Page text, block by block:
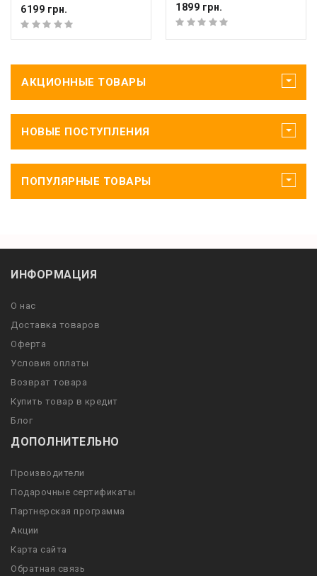
6199 грн.
1899 грн.
АКЦИОННЫЕ ТОВАРЫ
НОВЫЕ ПОСТУПЛЕНИЯ
ПОПУЛЯРНЫЕ ТОВАРЫ
ИНФОРМАЦИЯ
О нас
Доставка товаров
Оферта
Условия оплаты
Возврат товара
Купить товар в кредит
Блог
ДОПОЛНИТЕЛЬНО
Производители
Подарочные сертификаты
Партнерская программа
Акции
Карта сайта
Обратная связь